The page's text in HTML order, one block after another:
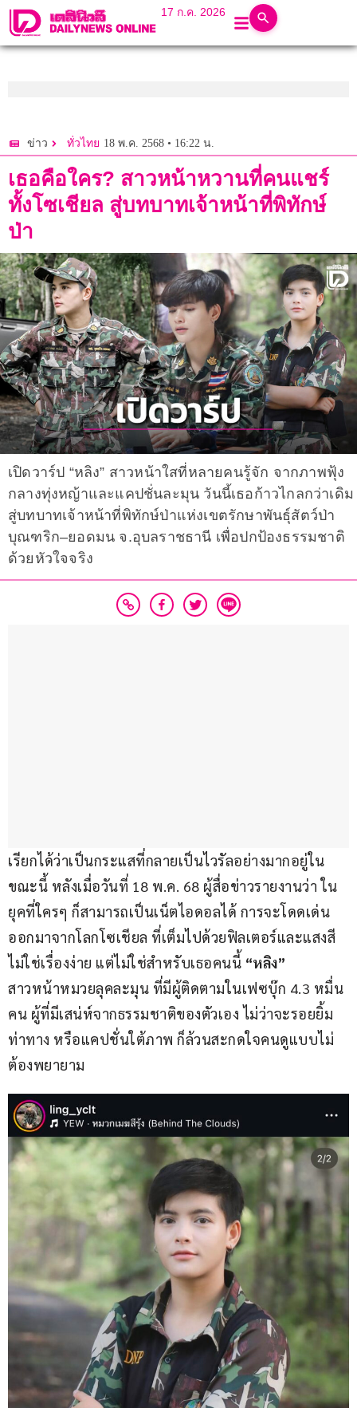
17 ก.ค. 2026
ข่าว ทั่วไทย 18 พ.ค. 2568 • 16:22 น.
เธอคือใคร? สาวหน้าหวานที่คนแชร์
ทั้งโซเชียล สู่บทบาทเจ้าหน้าที่พิทักษ์
ป่า
เปิดวาร์ป “หลิง” สาวหน้าใสที่หลายคนรู้จัก จากภาพฟุ้ง
กลางทุ่งหญ้าและแคปชั่นละมุน วันนี้เธอก้าวไกลกว่าเดิม
สู่บทบาทเจ้าหน้าที่พิทักษ์ป่าแห่งเขตรักษาพันธุ์สัตว์ป่า
บุณฑริก–ยอดมน จ.อุบลราชธานี เพื่อปกป้องธรรมชาติ
ด้วยหัวใจจริง
เรียกได้ว่าเป็นกระแสที่กลายเป็นไวรัลอย่างมากอยู่ใน
ขณะนี้ หลังเมื่อวันที่ 18 พ.ค. 68 ผู้สื่อข่าวรายงานว่า ใน
ยุคที่ใครๆ ก็สามารถเป็นเน็ตไอดอลได้ การจะโดดเด่น
ออกมาจากโลกโซเชียล ที่เต็มไปด้วยฟิลเตอร์และแสงสี
ไม่ใช่เรื่องง่าย แต่ไม่ใช่สำหรับเธอคนนี้ “หลิง”
สาวหน้าหมวยลุคละมุน ที่มีผู้ติดตามในเฟซบุ๊ก 4.3 หมื่น
คน ผู้ที่มีเสน่ห์จากธรรมชาติของตัวเอง ไม่ว่าจะรอยยิ้ม
ท่าทาง หรือแคปชั่นใต้ภาพ ก็ล้วนสะกดใจคนดูแบบไม่
ต้องพยายาม